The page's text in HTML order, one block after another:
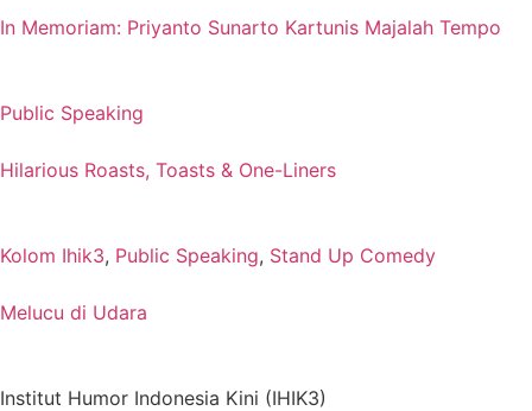
In Memoriam: Priyanto Sunarto Kartunis Majalah Tempo
Public Speaking
Hilarious Roasts, Toasts & One-Liners
Kolom Ihik3, Public Speaking, Stand Up Comedy
Melucu di Udara
Institut Humor Indonesia Kini (IHIK3)